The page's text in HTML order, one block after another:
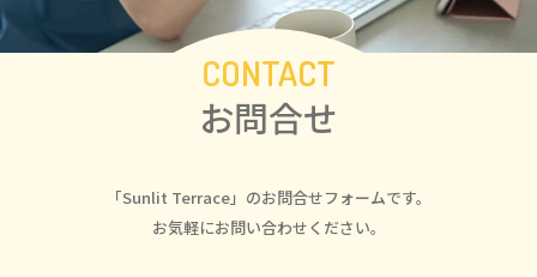
購入・お申込み
CONTACT
お問合せ
「Sunlit Terrace」のお問合せフォームです。
お気軽にお問い合わせください。